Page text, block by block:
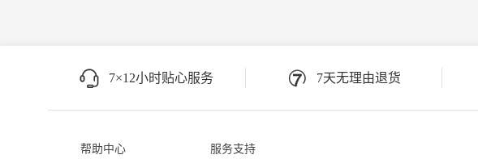
7×12小时贴心服务 7天无理由退货
帮助中心 服务支持